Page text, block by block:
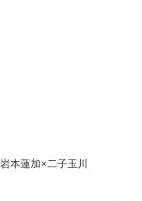
本蓮加×二子玉川